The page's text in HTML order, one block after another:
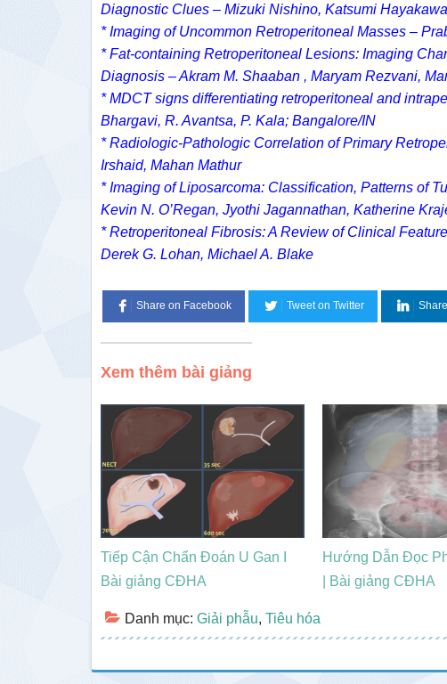
Diagnostic Clues – Mizuki Nishino, Katsumi
* Imaging of Uncommon Retroperitoneal Masses –
* Fat-containing Retroperitoneal Lesions: Imaging
Diagnosis – Akram M. Shaaban , Maryam Rezvani,
* MDCT signs differentiating retroperitoneal and
Bhargavi, R. Avantsa, P. Kala; Bangalore/IN
* Radiologic-Pathologic Correlation of Primary
Irshaid, Mahan Mathur
* Imaging of Liposarcoma: Classification, Patterns of
Kevin N. O’Regan, Jyothi Jagannathan, Katherine
* Retroperitoneal Fibrosis: A Review of Clinical
Derek G. Lohan, Michael A. Blake
Share on Facebook Tweet on Twitter
Xem thêm bài giảng
Tiếp Cận Chẩn Đoán U Gan I
Bài giảng CĐHA
Hướng Dẫn Đọc
| Bài giảng CĐHA
Danh mục: Giải phẫu, Tiêu hóa